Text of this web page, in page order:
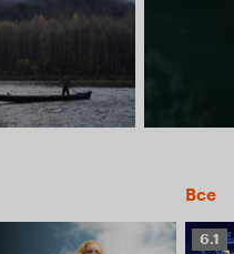
Все
6.1